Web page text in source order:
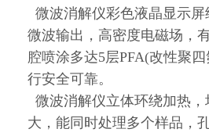
微波消解仪彩色液晶显示
微波输出，高密度电磁场，
腔喷涂多达5层PFA(改性聚
行安全可靠。
微波消解仪立体环绕加热
大，能同时处理多个样品，